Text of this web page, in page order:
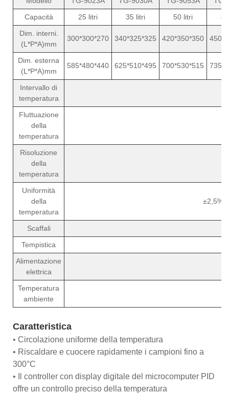
Capacità
25 litri 35 litri 50 litri
Dim. interni.
(L*P*A)mm
300*300*270 340*325*325 420*350*350
Dim. esterna
(L*P*A)mm
585*480*440 625*510*495 700*530*515
Intervallo di
temperatura
Fluttuazione
della
temperatura
Risoluzione
della
temperatura
Uniformità
della
temperatura
±2,5%
Scaffali
Tempistica
Alimentazione
elettrica
Temperatura
ambiente
Caratteristica
• Circolazione uniforme della temperatura
• Riscaldare e cuocere rapidamente i campioni fino a
300°C
• Il controller con display digitale del microcomputer PID
offre un controllo preciso della temperatura